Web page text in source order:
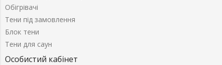
Обігрівачі
Тени під замовлення
Блок тени
Тени для саун
Особистий кабінет